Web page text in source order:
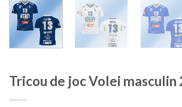
Tricou de joc Volei masculin